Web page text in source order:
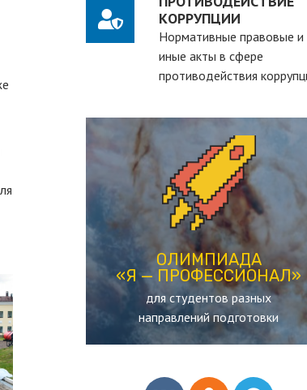
КОРРУПЦИИ
Нормативные правовые и
иные акты в сфере
противодействия
ОЛИМПИАДА
«Я — ПРОФЕССИОНАЛ»
для студентов разных
направлений подготовки
ОЛИМПИАДА
«Я — ПРОФЕССИОНАЛ»
студенческая олимпиада,
рассчитанная на действующих
студентов вузов
ПЕРЕЙТИ